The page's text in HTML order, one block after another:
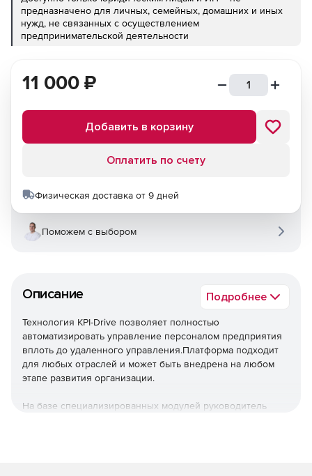
предназначено для личных, семейных, домашних и иных
нужд, не связанных с осуществлением
предпринимательской деятельности
Описание Подробнее
Технология KPI-Drive позволяет полностью
автоматизировать управление персоналом предприятия
вплоть до удаленного управления.Платформа подходит
для любых отраслей и может быть внедрена на любом
этапе развития организации.
На базе специализированных модулей руководитель
11 000 ₽
Добавить в корзину
Оплатить по счету
Физическая доставка от 9 дней
Поможем с выбором